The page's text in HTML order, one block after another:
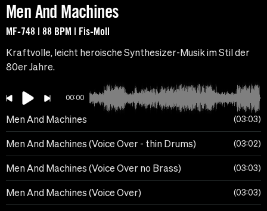
Men And Machines
MF-748 | 88 BPM | Fis-Moll
Kraftvolle, leicht heroische Synthesizer-Musik im Stil der
80er Jahre.
00:00
Men And Machines 03:03
Men And Machines (Voice Over - thin Drums) 03:02
Men And Machines (Voice Over no Brass) 03:03
Men And Machines (Voice Over) 03:03